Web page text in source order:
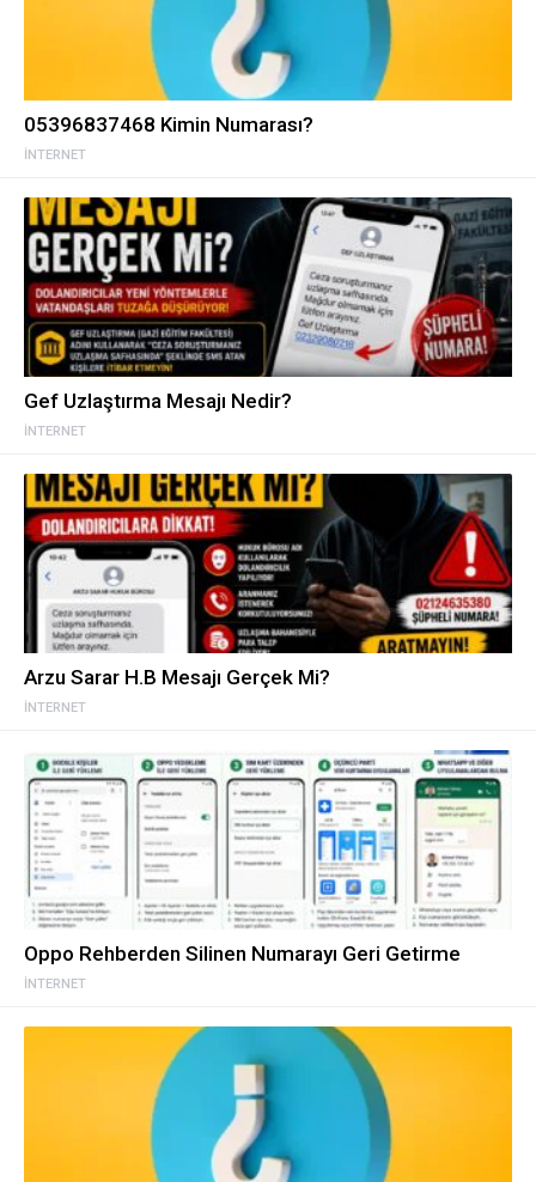
İNTERNET
05396837468 Kimin Numarası?
İNTERNET
Gef Uzlaştırma Mesajı Nedir?
İNTERNET
Arzu Sarar H.B Mesajı Gerçek Mi?
İNTERNET
Oppo Rehberden Silinen Numarayı Geri Getirme